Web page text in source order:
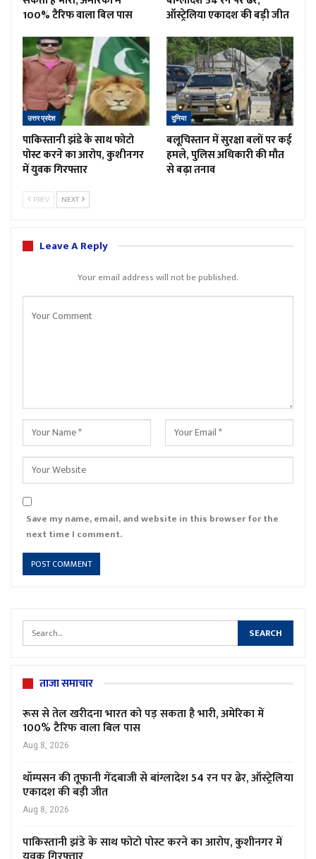
100% टैरिफ वाला बिल पास
ऑस्ट्रेलिया एकादश की बड़ी जीत
उत्तर प्रदेश
पाकिस्तानी झंडे के साथ फोटो
पोस्ट करने का आरोप, कुशीनगर
में युवक गिरफ्तार
दुनिया
बलूचिस्तान में सुरक्षा बलों पर कई
हमले, पुलिस अधिकारी की मौत
से बढ़ा तनाव
PREV NEXT
Leave A Reply
Your email address will not be published.
Save my name, email, and website in this browser for the
next time I comment.
ताजा समाचार
रूस से तेल खरीदना भारत को पड़ सकता है भारी, अमेरिका में
100% टैरिफ वाला बिल पास
Aug 8, 2026
थॉम्पसन की तूफानी गेंदबाजी से बांग्लादेश 54 रन पर ढेर, ऑस्ट्रेलिया
एकादश की बड़ी जीत
Aug 8, 2026
पाकिस्तानी झंडे के साथ फोटो पोस्ट करने का आरोप, कुशीनगर में